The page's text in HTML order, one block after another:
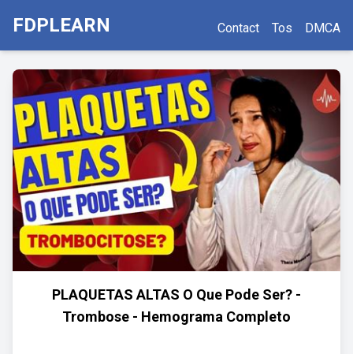
FDPLEARN Contact Tos DMCA
PLAQUETAS ALTAS O Que Pode Ser? -
Trombose - Hemograma Completo